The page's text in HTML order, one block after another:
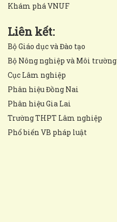
Khám phá VNUF
Liên kết:
Bộ Giáo dục và Đào tạo
Bộ Nông nghiệp và Môi trường
Cục Lâm nghiệp
Phân hiệu Đồng Nai
Phân hiệu Gia Lai
Trường THPT Lâm nghiệp
Phổ biến VB pháp luật